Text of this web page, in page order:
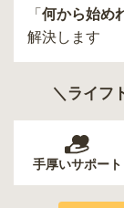
「 何から始め
解決します
＼ライフ
手厚いサポート